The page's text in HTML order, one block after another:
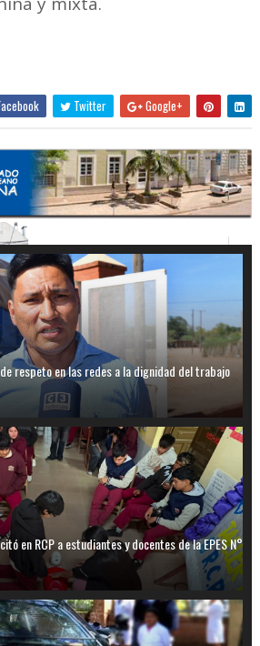
Twitter Google+
respeto en las redes a la dignidad del trabajo
en RCP a estudiantes y docentes de la EPES N°